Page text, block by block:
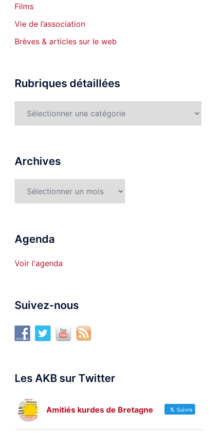
Films
Vie de l’association
Brèves & articles sur le web
Rubriques détaillées
Archives
Agenda
Voir l'agenda
Suivez-nous
Les AKB sur Twitter
Amitiés kurdes de Bretagne Suivre